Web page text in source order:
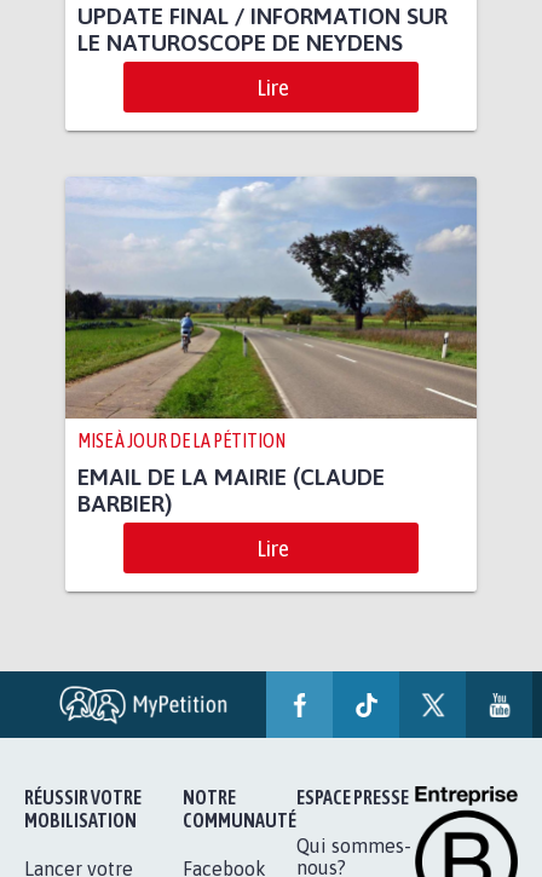
UPDATE FINAL / INFORMATION SUR
LE NATUROSCOPE DE NEYDENS
Lire
MISE À JOUR DE LA PÉTITION
EMAIL DE LA MAIRIE (CLAUDE
BARBIER)
Lire
RÉUSSIR VOTRE
MOBILISATION
Lancer votre
NOTRE
COMMUNAUTÉ
Facebook
ESPACE PRESSE
Qui sommes-
nous?